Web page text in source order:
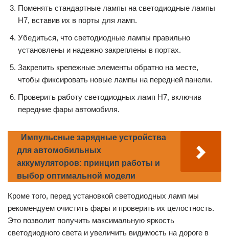
Поменять стандартные лампы на светодиодные лампы
H7, вставив их в порты для ламп.
Убедиться, что светодиодные лампы правильно
установлены и надежно закреплены в портах.
Закрепить крепежные элементы обратно на месте,
чтобы фиксировать новые лампы на передней панели.
Проверить работу светодиодных ламп H7, включив
передние фары автомобиля.
Импульсные зарядные устройства
для автомобильных
аккумуляторов: принцип работы и
выбор оптимальной модели
Кроме того, перед установкой светодиодных ламп мы
рекомендуем очистить фары и проверить их целостность.
Это позволит получить максимальную яркость
светодиодного света и увеличить видимость на дороге в